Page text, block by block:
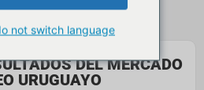
DEL MERCADO
URUGUAYO
not switch language